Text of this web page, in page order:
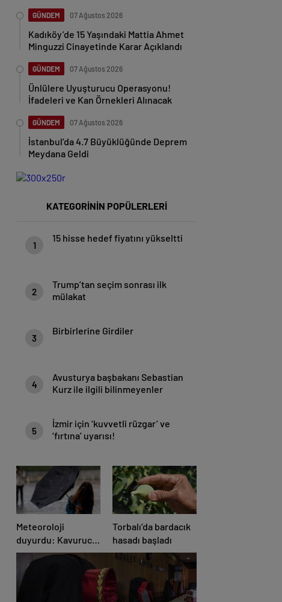
GÜNDEM 07 Ağustos 2026
Kadıköy’de 15 Yaşındaki Mattia Ahmet
Minguzzi Cinayetinde Karar Açıklandı
GÜNDEM 07 Ağustos 2026
Ünlülere Uyuşturucu Operasyonu!
İfadeleri ve Kan Örnekleri Alınacak
GÜNDEM 07 Ağustos 2026
İstanbul’da 4.7 Büyüklüğünde Deprem
Meydana Geldi
KATEGORİNİN POPÜLERLERİ
1
15 hisse hedef fiyatını yükseltti
2
Trump’tan seçim sonrası ilk
mülakat
3
Birbirlerine Girdiler
4
Avusturya başbakanı Sebastian
Kurz ile ilgili bilinmeyenler
5
İzmir için ‘kuvvetli rüzgar’ ve
‘fırtına’ uyarısı!
Meteoroloji
duyurdu: Kavurucu
sıcaklara sağanak
ve rüzgar arası
Torbalı’da bardacık
hasadı başladı